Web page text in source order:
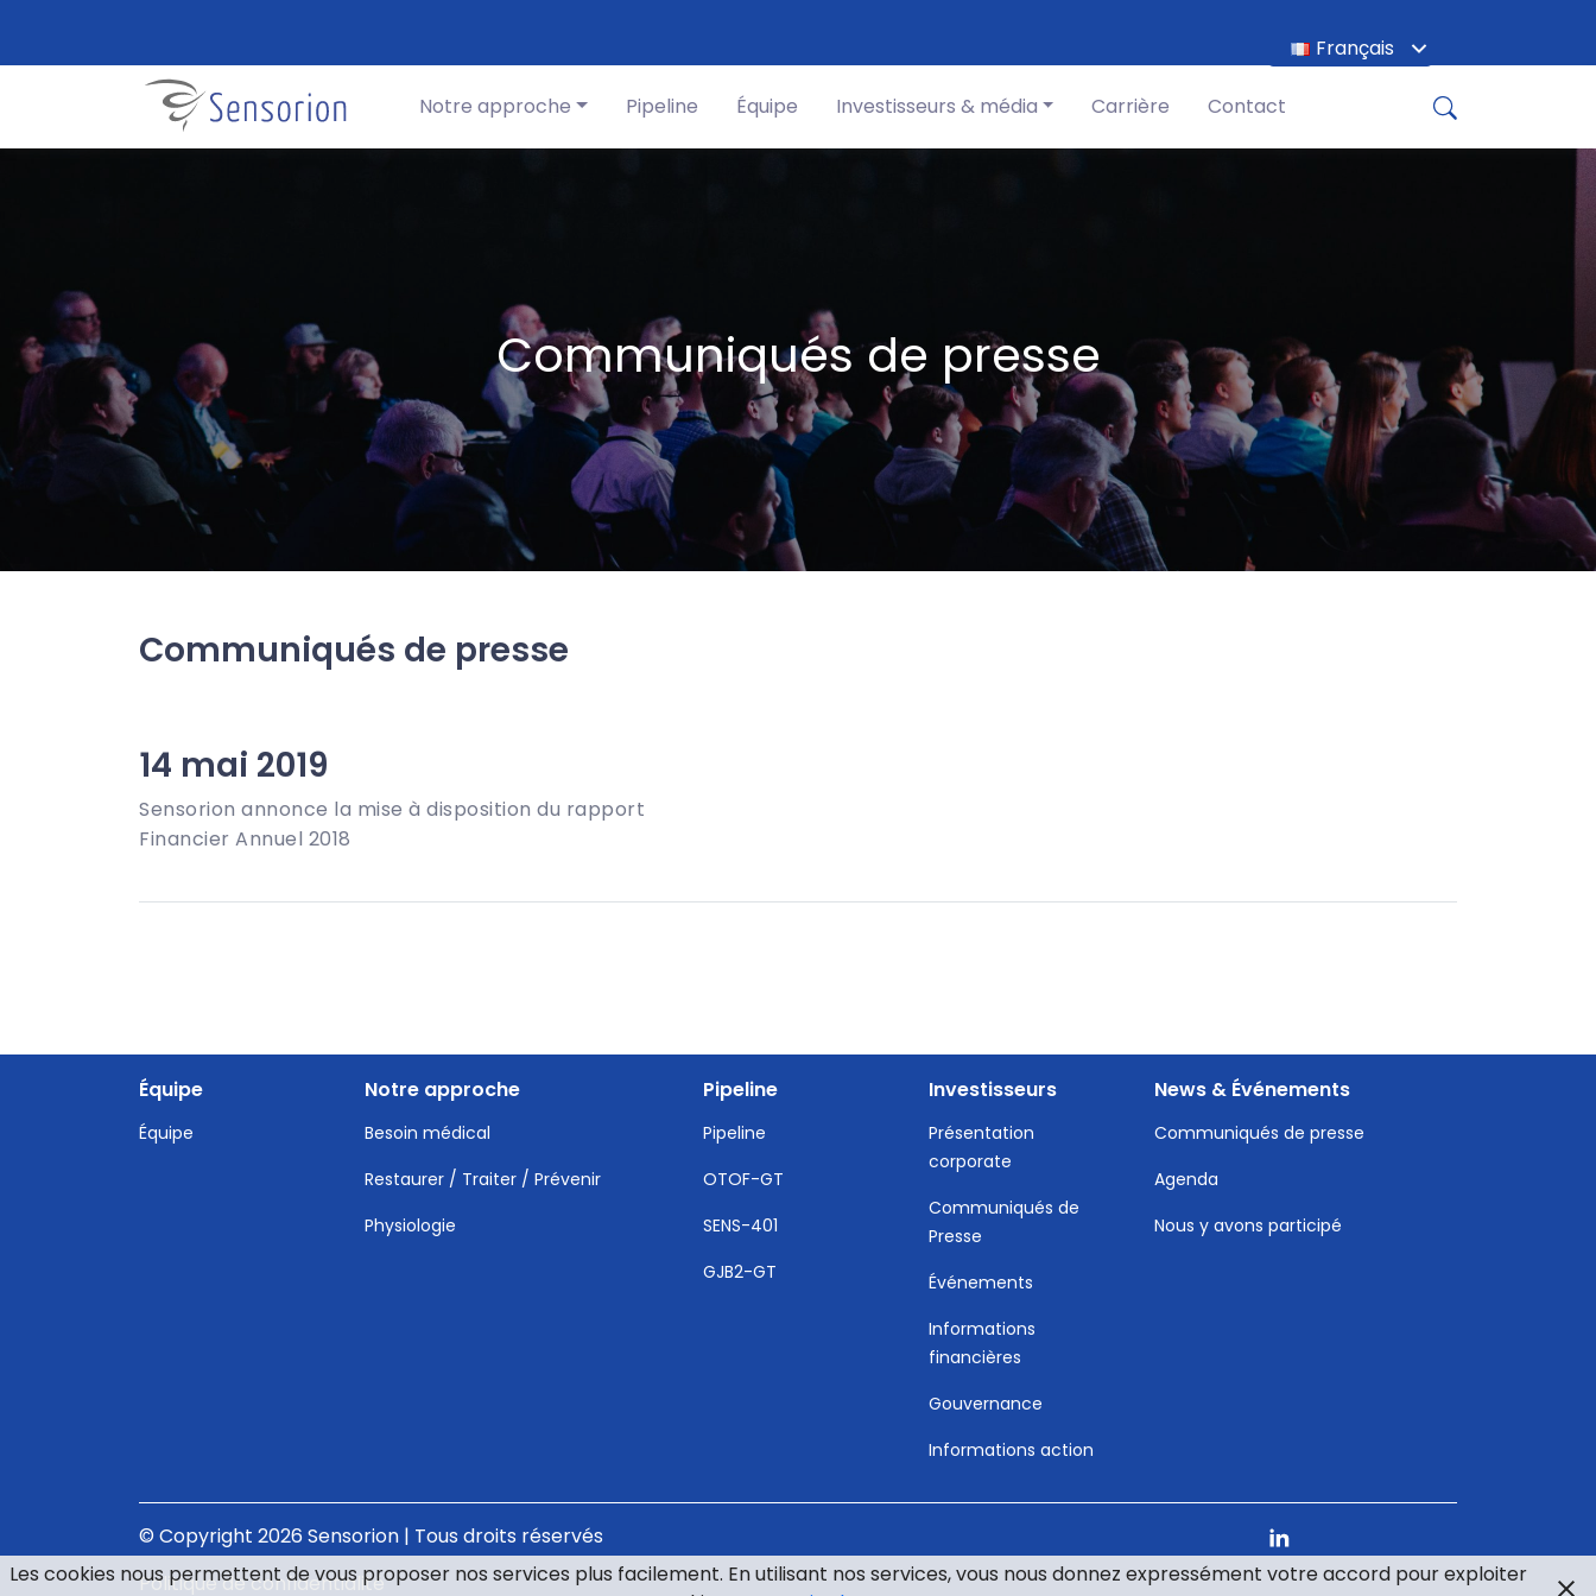
Français
Notre approche Pipeline Équipe Investisseurs & média Carrière Contact
Communiqués de presse
Communiqués de presse
14 mai 2019
Sensorion annonce la mise à disposition du rapport
Financier Annuel 2018
Équipe
Équipe
Notre approche
Besoin médical
Restaurer / Traiter / Prévenir
Physiologie
Pipeline
Pipeline
OTOF-GT
SENS-401
GJB2-GT
Investisseurs
Présentation
corporate
Communiqués de
Presse
Événements
Informations
financières
Gouvernance
Informations action
News & Événements
Communiqués de presse
Agenda
Nous y avons participé
© Copyright 2026 Sensorion | Tous droits réservés
Politique de confidentialité
Les cookies nous permettent de vous proposer nos services plus facilement. En utilisant nos services, vous nous donnez expressément votre accord pour exploiter